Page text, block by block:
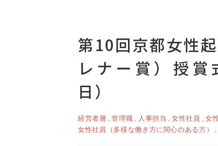
第10回京都女性
レナー賞）授
日）
経営者層 管理職 人事担当 女性社員
女
女性社員（多様な働き方に関心のある方）